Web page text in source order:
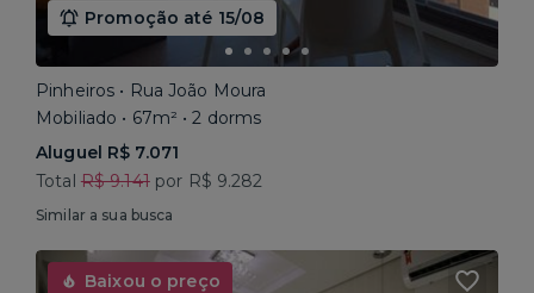
Promoção até 15/08
Pinheiros • Rua João Moura
Mobiliado • 67m² • 2 dorms
Aluguel R$ 7.071
Total R$ 9.141por R$ 9.282
Similar a sua busca
Baixou o preço